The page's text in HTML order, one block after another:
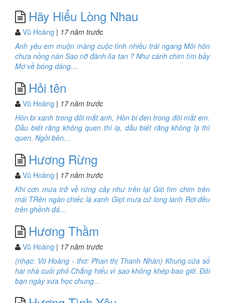
Hãy Hiểu Lòng Nhau
Vũ Hoàng | 17 năm trước
Anh yêu em muộn màng cuộc tình nhiều trái ngang Môi hôn
chưa nồng nàn Sao nỡ đành lìa tan ? Như cánh chim tìm bầy
Mơ về bóng dáng…
Hỏi tên
Vũ Hoàng | 17 năm trước
Hòn bi xanh trong đôi mắt anh, Hòn bi đen trong đôi mắt em.
Dẫu biết rằng không quen thì lạ, dẫu biết rằng không lạ thì
quen. Ngồi bên…
Hương Rừng
Vũ Hoàng | 17 năm trước
Khi cơn mưa trở về rừng cây như trên lại Gió tìm chim trên
mái TRên ngàn chiếc lá xanh Giọt mưa cứ long lanh Rơi đều
trên ghềnh đá…
Hương Thầm
Vũ Hoàng | 17 năm trước
(nhạc: Vũ Hoàng - thơ: Phan thị Thanh Nhàn) Khung cửa sổ
hai nhà cuối phố Chẳng hiểu vì sao không khép bao giờ. Đôi
bạn ngày xưa học chung…